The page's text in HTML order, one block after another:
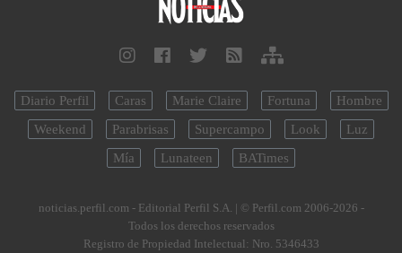
Diario Perfil Caras Marie Claire Fortuna
Hombre
Weekend
Parabrisas Supercampo Look
Luz
Mía
Lunateen BATimes
noticias.perfil.com - Editorial Perfil S.A. | © Perfil.com 2006-2026 -
Todos los derechos reservados
Registro de Propiedad Intelectual: Nro. 5346433